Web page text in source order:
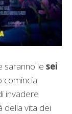
saranno le sei
comincia
invadere
della vita dei